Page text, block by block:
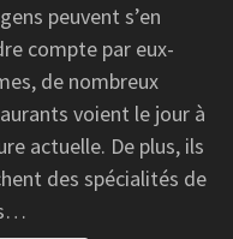
peuvent s’en
compte par eux-
de nombreux
voient le jour à
actuelle. De plus, ils
des spécialités de